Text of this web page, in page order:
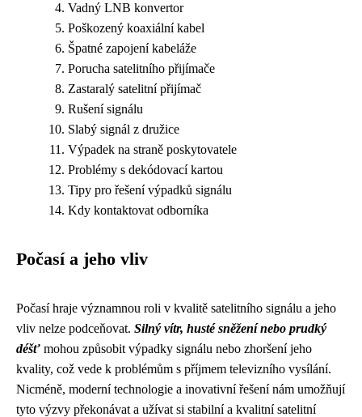
Vadný LNB konvertor
Poškozený koaxiální kabel
Špatné zapojení kabeláže
Porucha satelitního přijímače
Zastaralý satelitní přijímač
Rušení signálu
Slabý signál z družice
Výpadek na straně poskytovatele
Problémy s dekódovací kartou
Tipy pro řešení výpadků signálu
Kdy kontaktovat odborníka
Počasí a jeho vliv
Počasí hraje významnou roli v kvalitě satelitního signálu a jeho
vliv nelze podceňovat. Silný vítr, husté sněžení nebo prudký
déšť mohou způsobit výpadky signálu nebo zhoršení jeho
kvality, což vede k problémům s příjmem televizního vysílání.
Nicméně, moderní technologie a inovativní řešení nám umožňují
tyto výzvy překonávat a užívat si stabilní a kvalitní satelitní